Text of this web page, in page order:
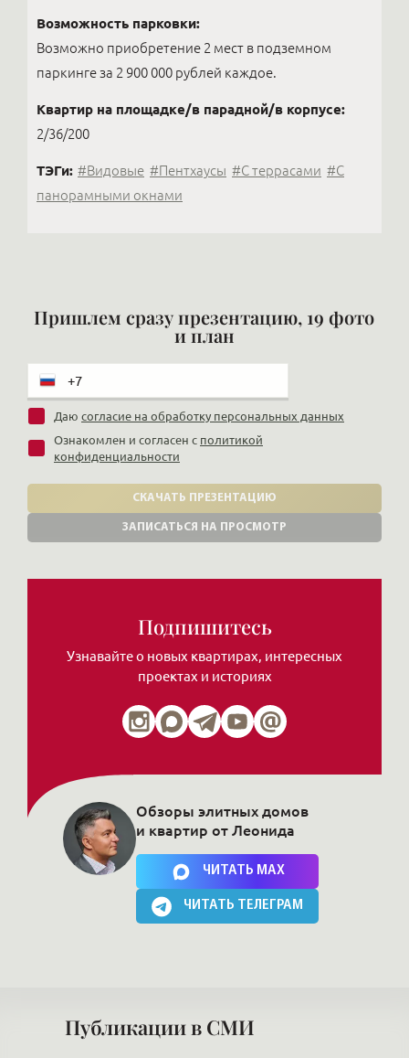
Возможность парковки:
Возможно приобретение 2 мест в подземном
паркинге за 2 900 000 рублей каждое.
Квартир на площадке/в парадной/в корпусе:
2/36/200
ТЭГи: #Видовые #Пентхаусы #С террасами #С
панорамными окнами
Пришлем сразу презентацию, 19 фото
и план
Даю согласие на обработку персональных данных
Ознакомлен и согласен с политикой
конфиденциальности
СКАЧАТЬ ПРЕЗЕНТАЦИЮ
ЗАПИСАТЬСЯ НА ПРОСМОТР
Подпишитесь
Узнавайте о новых квартирах, интересных
проектах и историях
Нажимая на кнопку, Вы соглашаетесь c политикой сайта
Обзоры элитных домов
и квартир от Леонида
ЧИТАТЬ MAX
ЧИТАТЬ ТЕЛЕГРАМ
Публикации в СМИ